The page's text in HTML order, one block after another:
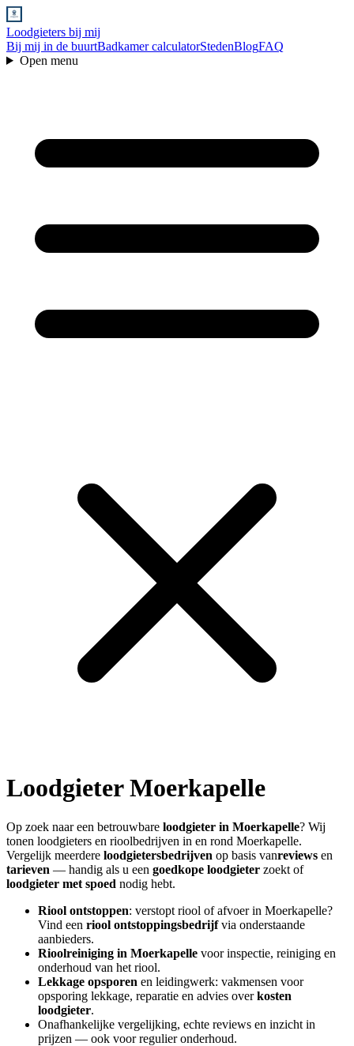
Loodgieters bij mij
Bij mij in de buurtBadkamer calculatorStedenBlogFAQ
Open menu
LoodgieterMoerkapelle
Op zoek naar een betrouwbare loodgieter in Moerkapelle? Wij
tonen loodgieters en rioolbedrijven in en rond Moerkapelle.
Vergelijk meerdere loodgietersbedrijven op basis vanreviews en
tarieven — handig als u een goedkope loodgieter zoekt of
loodgieter met spoed nodig hebt.
Riool ontstoppen: verstopt riool of afvoer in Moerkapelle?
Vind een riool ontstoppingsbedrijfvia onderstaande
aanbieders.
Rioolreiniging in Moerkapelle voor inspectie, reiniging en
onderhoud van het riool.
Lekkage opsporen en leidingwerk: vakmensen voor
opsporing lekkage, reparatie en advies overkosten
loodgieter.
Onafhankelijke vergelijking, echte reviews en inzicht in
prijzen — ook voor regulier onderhoud.